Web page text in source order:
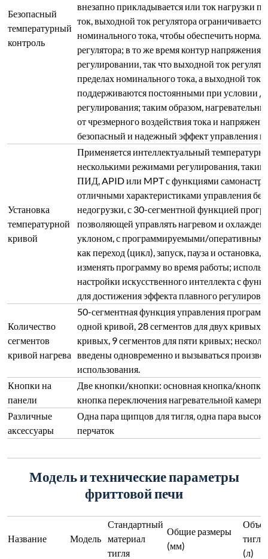
Безопасный
температурный
контроль
внезапно прикладывается или ток нагрузки
ток, выходной ток регулятора ограничивается
номинального тока, чтобы обеспечить
регулятора; в то же время контур напряжения
регулировании, так что выходной ток
пределах номинального тока, а выходной ток
поддерживаются постоянными при условии
регулирования; таким образом,
от чрезмерного воздействия тока и
безопасный и надежный эффект управления и
Установка
температурной
кривой
Применяется интеллектуальный
несколькими режимами регулирования,
ПИД, APID или MPT с функциями
отличными характеристиками управления без
недогрузки, с 30-сегментной функцией
позволяющей управлять нагревом и
уклоном, с программируемыми/
как переход (цикл), запуск, пауза и
изменять программу во время работы;
настройки искусственного интеллекта с
для достижения эффекта плавного
Количество
сегментов
кривой нагрева
50-сегментная функция управления
одной кривой, 28 сегментов для двух кривых,
кривых, 9 сегментов для пяти кривых;
введены одновременно и вызываться
использования.
Кнопки на
панели
Две кнопки/кнопки: основная кнопка/кнопка
кнопка переключения нагревательной камеры
Различные
аксессуары
Одна пара щипцов для тигля, одна пара
перчаток
Модель и технические параметры
фриттовой печи
Название Модель
Стандартный
материал
тигля
Общие размеры
(мм)
тигля
(л)